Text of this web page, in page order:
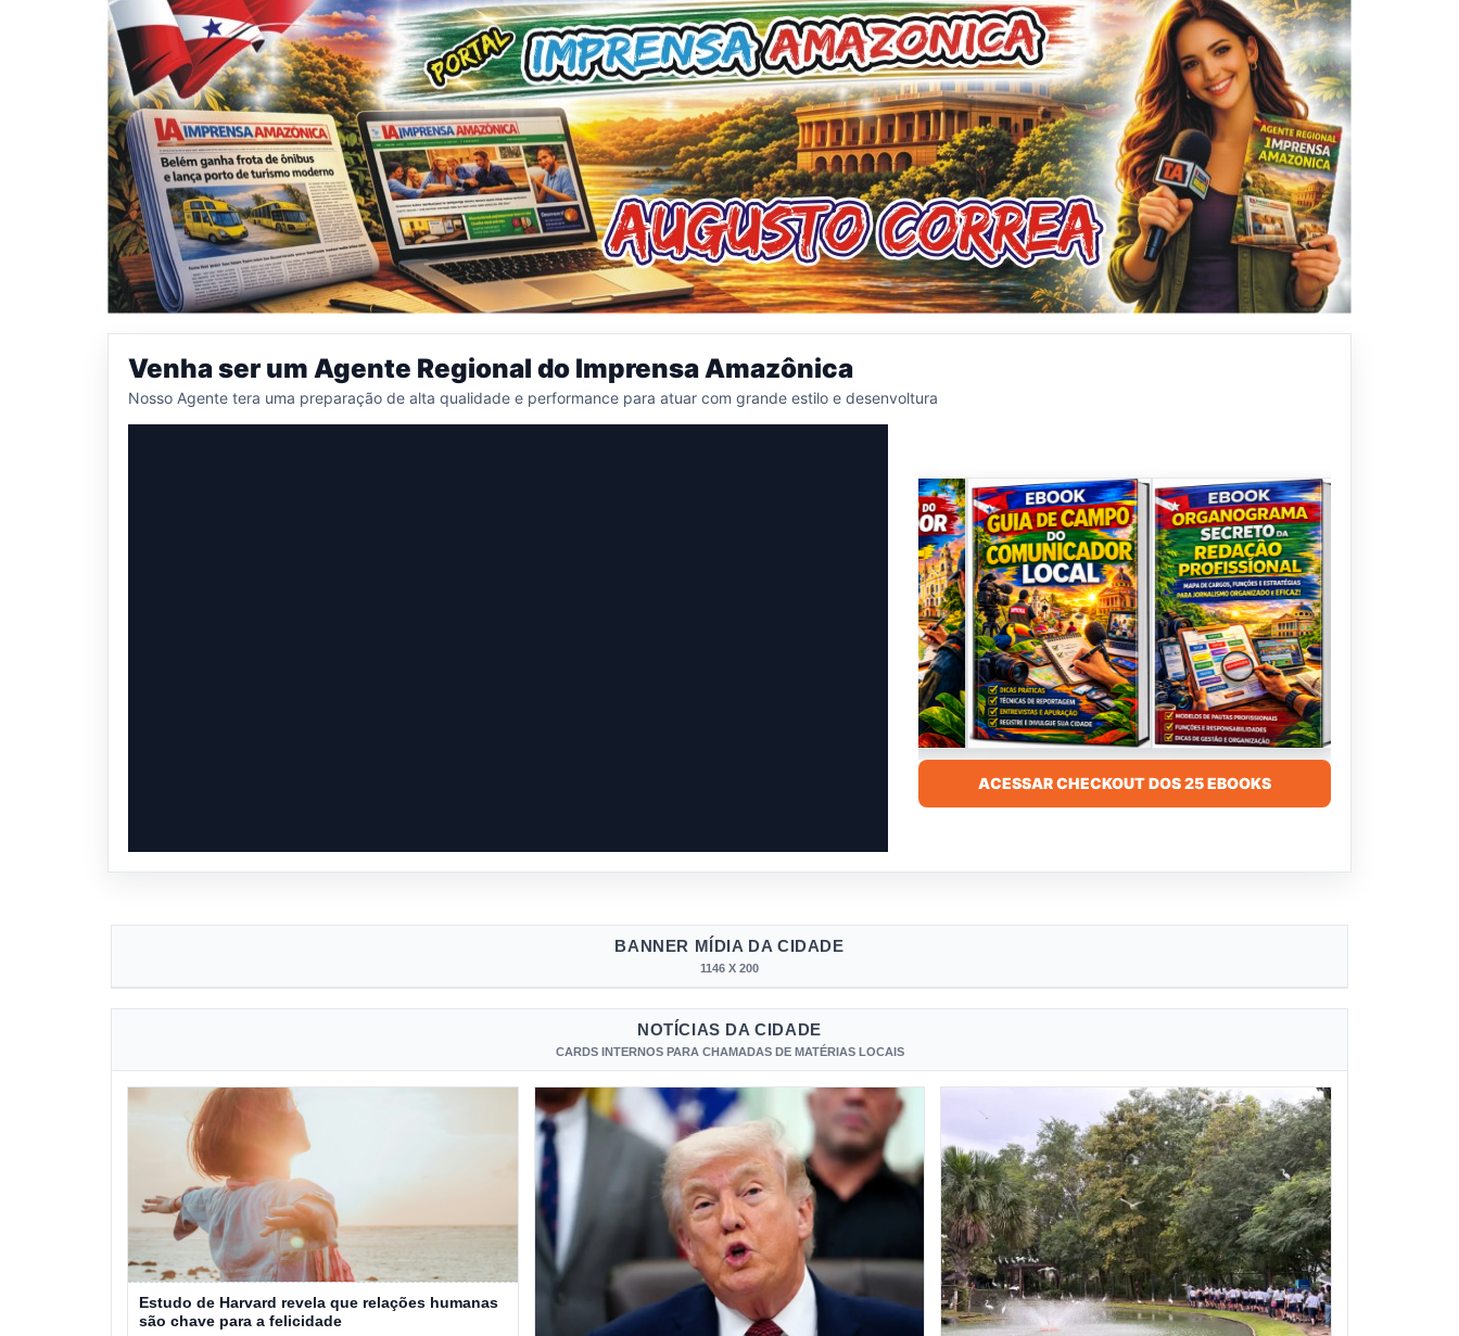
Venha ser um Agente Regional do Imprensa Amazônica
Nosso Agente tera uma preparação de alta qualidade e performance para atuar com grande estilo e desenvoltura
ACESSAR CHECKOUT DOS 25 EBOOKS
BANNER MÍDIA DA CIDADE
1146 X 200
NOTÍCIAS DA CIDADE
CARDS INTERNOS PARA CHAMADAS DE MATÉRIAS LOCAIS
Estudo de Harvard revela que relações humanas
são chave para a felicidade